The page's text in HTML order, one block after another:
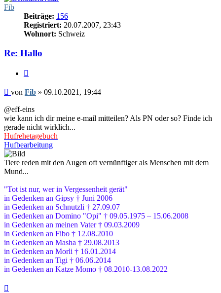
Fib
Beiträge: 156
Registriert: 20.07.2007, 23:43
Wohnort: Schweiz
Re: Hallo
Beitrag
von Fib » 09.10.2021, 19:44
@eff-eins
wie kann ich dir meine e-mail mitteilen? Als PN oder so? Finde ich
gerade nicht wirklich...
Hufrehetagebuch
Hufbearbeitung
Tiere reden mit den Augen oft vernünftiger als Menschen mit dem
Mund...
"Tot ist nur, wer in Vergessenheit gerät"
in Gedenken an Gipsy † Juni 2006
in Gedenken an Schnutzli † 27.09.07
in Gedenken an Domino "Opi" † 09.05.1975 – 15.06.2008
in Gedenken an meinen Vater † 09.03.2009
in Gedenken an Fibo † 12.08.2010
in Gedenken an Masha † 29.08.2013
in Gedenken an Morli † 16.01.2014
in Gedenken an Tigi † 06.06.2014
in Gedenken an Katze Momo † 08.2010-13.08.2022